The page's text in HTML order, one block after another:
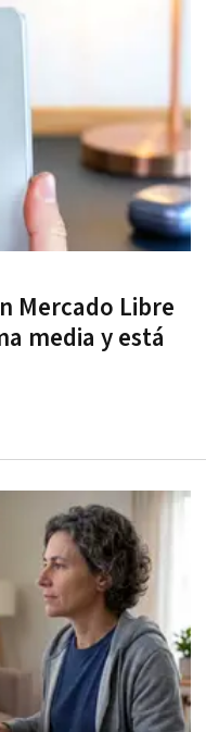
Mercado Libre
media y está